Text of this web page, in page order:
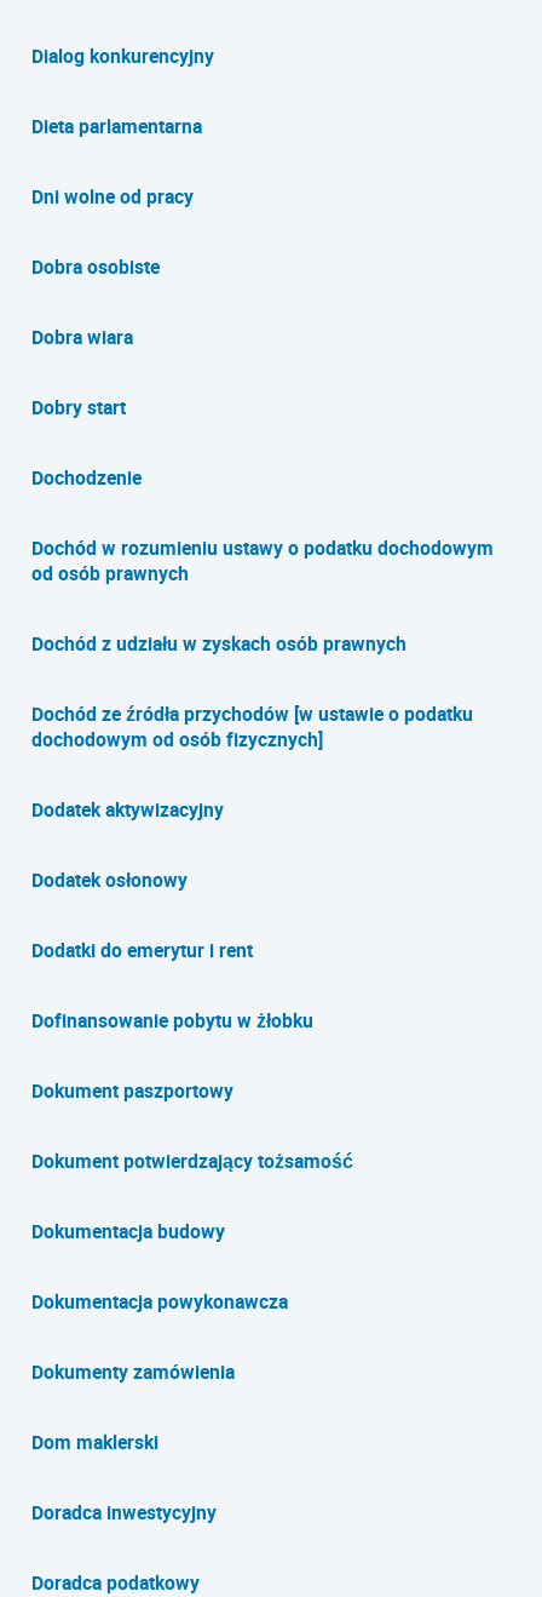
Dialog konkurencyjny
Dieta parlamentarna
Dni wolne od pracy
Dobra osobiste
Dobra wiara
Dobry start
Dochodzenie
Dochód w rozumieniu ustawy o podatku dochodowym
od osób prawnych
Dochód z udziału w zyskach osób prawnych
Dochód ze źródła przychodów [w ustawie o podatku
dochodowym od osób fizycznych]
Dodatek aktywizacyjny
Dodatek osłonowy
Dodatki do emerytur i rent
Dofinansowanie pobytu w żłobku
Dokument paszportowy
Dokument potwierdzający tożsamość
Dokumentacja budowy
Dokumentacja powykonawcza
Dokumenty zamówienia
Dom maklerski
Doradca inwestycyjny
Doradca podatkowy